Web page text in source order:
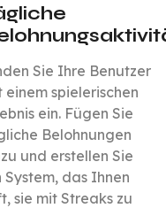
Sie Ihre Benutzer
einem spielerischen
ein. Fügen Sie
Belohnungen
und erstellen Sie
System, das Ihnen
sie mit Streaks zu